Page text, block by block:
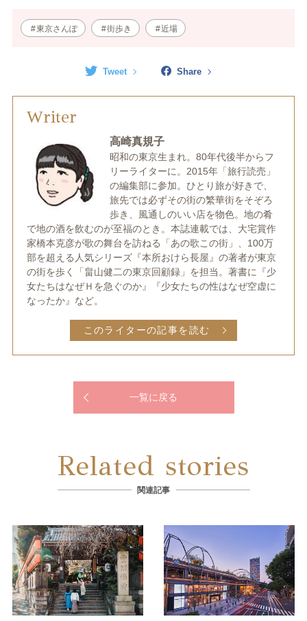
東京さんぽ 街歩き 近場
Tweet Share
Writer
高崎真規子
昭和の東京生まれ。80年代後半からフ
リーライターに。2015年「旅行読売」
の編集部に参加。ひとり旅が好きで、
旅先では必ずその街の繁華街をそぞろ
歩き、風通しのいい店を物色。地の肴
で地の酒を飲むのが至福のとき。本誌連載では、大宅賞作
家橋本克彦が歌の舞台を訪ねる「あの歌この街」、100万
部を超える人気シリーズ『本所おけら長屋』の著者が東京
の街を歩く「畠山健二の東京回顧録」を担当。著書に『少
女たちはなぜＨを急ぐのか』『少女たちの性はなぜ空虚に
なったか』など。
このライターの記事を読む
一覧に戻る
Related stories
関連記事